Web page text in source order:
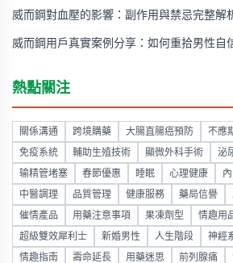
威而鋼對血壓的影響：副作用與禁忌完整解
威而鋼用戶真實案例分享：如何重拾男性自
熱點關注
關係溝通 跨境購藥 大腸直腸癌預防 不應
免疫系統 輔助生殖技術 顯微外科手術 泌
输精管堵塞 春節優惠 睡眠 心理健康
中醫調理 品質管理 健康服務 藥局信譽
催情產品 用藥注意事項 果凍劑型 情趣用
超級雙效犀利士 新婚男性 人生階段 神經
情趣指南 壽命延長 用藥迷思 前列腺痛